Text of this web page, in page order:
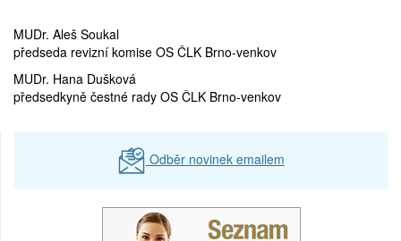
MUDr. Aleš Soukal
předseda revizní komise OS ČLK Brno-venkov
MUDr. Hana Dušková
předsedkyně čestné rady OS ČLK Brno-venkov
Odběr novinek emailem